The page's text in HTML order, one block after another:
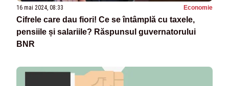
16 mai 2024, 08:33 Economie
Cifrele care dau fiori! Ce se întâmplă cu taxele,
pensiile și salariile? Răspunsul guvernatorului
BNR